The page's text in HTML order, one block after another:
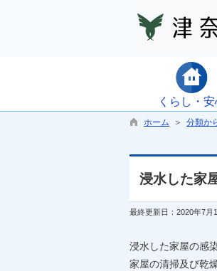
くらし・
ホーム ＞ 分類か
浸水した家
最終更新日：2020年7月
浸水した家屋の感
家屋の清掃及び乾